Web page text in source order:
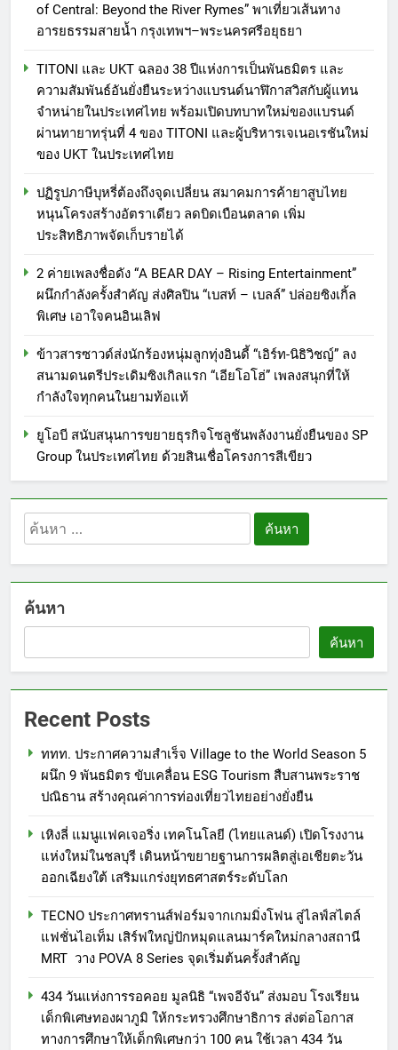
of Central: Beyond the River Rymes” พาเที่ยวเส้นทาง
อารยธรรมสายน้ำ กรุงเทพฯ–พระนครศรีอยุธยา
TITONI และ UKT ฉลอง 38 ปีแห่งการเป็นพันธมิตร และ
ความสัมพันธ์อันยั่งยืนระหว่างแบรนด์นาฬิกาสวิสกับผู้แทน
จำหน่ายในประเทศไทย พร้อมเปิดบทบาทใหม่ของแบรนด์
ผ่านทายาทรุ่นที่ 4 ของ TITONI และผู้บริหารเจเนอเรชันใหม่
ของ UKT ในประเทศไทย
ปฏิรูปภาษีบุหรี่ต้องถึงจุดเปลี่ยน สมาคมการค้ายาสูบไทย
หนุนโครงสร้างอัตราเดียว ลดบิดเบือนตลาด เพิ่ม
ประสิทธิภาพจัดเก็บรายได้
2 ค่ายเพลงชื่อดัง “A BEAR DAY – Rising Entertainment”
ผนึกกำลังครั้งสำคัญ ส่งศิลปิน “เบสท์ – เบลล์” ปล่อยซิงเกิ้ล
พิเศษ เอาใจคนอินเลิฟ
ข้าวสารซาวด์ส่งนักร้องหนุ่มลูกทุ่งอินดี้ “เอิร์ท-นิธิวิชญ์” ลง
สนามดนตรีประเดิมซิงเกิลแรก “เอียโอโฮ่” เพลงสนุกที่ให้
กำลังใจทุกคนในยามท้อแท้
ยูโอบี สนับสนุนการขยายธุรกิจโซลูชันพลังงานยั่งยืนของ SP
Group ในประเทศไทย ด้วยสินเชื่อโครงการสีเขียว
ค้นหา
สำหรับ:
ค้นหา
ค้นหา
Recent Posts
ททท. ประกาศความสำเร็จ Village to the World Season 5
ผนึก 9 พันธมิตร ขับเคลื่อน ESG Tourism สืบสานพระราช
ปณิธาน สร้างคุณค่าการท่องเที่ยวไทยอย่างยั่งยืน
เหิงลี่ แมนูแฟคเจอริ่ง เทคโนโลยี (ไทยแลนด์) เปิดโรงงาน
แห่งใหม่ในชลบุรี เดินหน้าขยายฐานการผลิตสู่เอเชียตะวัน
ออกเฉียงใต้ เสริมแกร่งยุทธศาสตร์ระดับโลก
TECNO ประกาศทรานส์ฟอร์มจากเกมมิ่งโฟน สู่ไลฟ์สไตล์
แฟชั่นไอเท็ม เสิร์ฟใหญ่ปักหมุดแลนมาร์คใหม่กลางสถานี
MRT วาง POVA 8 Series จุดเริ่มต้นครั้งสำคัญ
434 วันแห่งการรอคอย มูลนิธิ “เพจอีจัน” ส่งมอบ โรงเรียน
เด็กพิเศษทองผาภูมิ ให้กระทรวงศึกษาธิการ ส่งต่อโอกาส
ทางการศึกษาให้เด็กพิเศษกว่า 100 คน ใช้เวลา 434 วัน